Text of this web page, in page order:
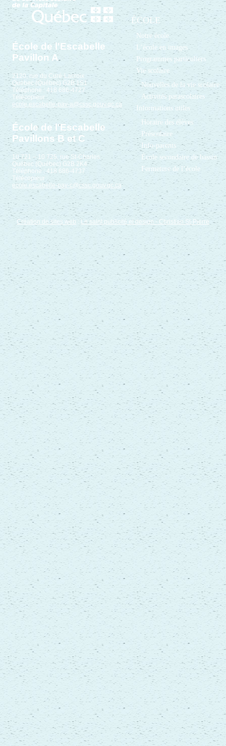
École de l'Escabelle
Pavillon A
2120, rue du Curé-Lacroix
Québec (Québec) G2B 1S1
Téléphone : 418 686-4727
Télécopieur :
ecole.escabelle-pav-a@cssc.gouv.qc.ca
École de l'Escabelle
Pavillons B et C
10 721 – 10 725, rue St-Charles
Québec (Québec) G2B 2K4
Téléphone : 418 686-4737
Télécopieur :
ecole.escabelle-pav-c@cssc.gouv.qc.ca
ÉCOLE
Notre école
L’école en images
Programmes particuliers
Vie scolaire
Nouvelles de la vie scolaire
Activités parascolaires
Informations utiles
Horaire des élèves
Préscolaire
Info-parents
École secondaire de bassin
Fermeture de l’école
Création de sites web : Le saint publicité et design - Christian St-Pierre